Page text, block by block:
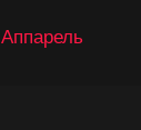
Аппарель